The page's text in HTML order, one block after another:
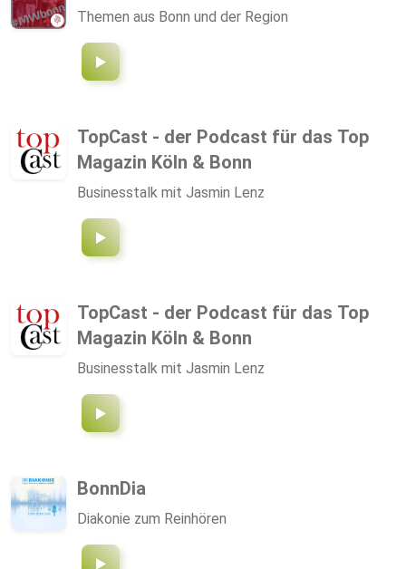
Themen aus Bonn und der Region
TopCast - der Podcast für das Top
Magazin Köln & Bonn
Businesstalk mit Jasmin Lenz
TopCast - der Podcast für das Top
Magazin Köln & Bonn
Businesstalk mit Jasmin Lenz
BonnDia
Diakonie zum Reinhören